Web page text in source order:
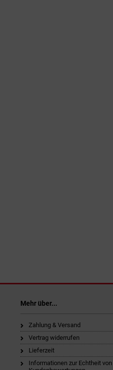
Mehr über...
Zahlung & Versand
Vertrag widerrufen
Lieferzeit
Informationen zur Echtheit von